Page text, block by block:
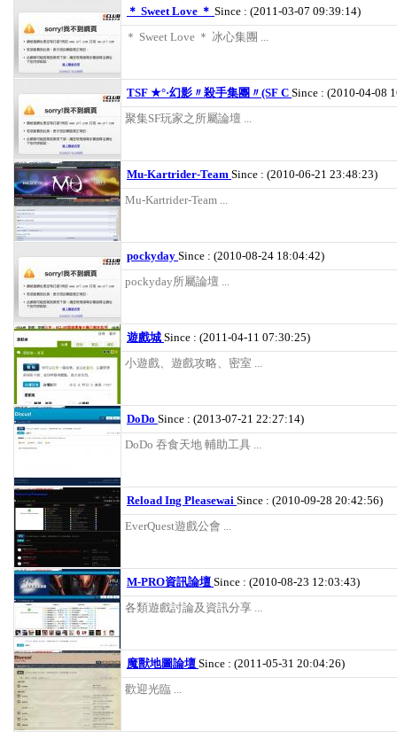
＊ Sweet Love ＊ Since : (2011-03-07 09:39:14)
＊ Sweet Love ＊ 冰心集團 ...
TSF ★°·幻影〃殺手集團〃(SF C Since : (2010-04-08
聚集SF玩家之所屬論壇 ...
Mu-Kartrider-Team Since : (2010-06-21 23:48:23)
Mu-Kartrider-Team ...
pockyday Since : (2010-08-24 18:04:42)
pockyday所屬論壇 ...
遊戲城 Since : (2011-04-11 07:30:25)
小遊戲、遊戲攻略、密室 ...
DoDo Since : (2013-07-21 22:27:14)
DoDo 吞食天地 輔助工具 ...
Reload Ing Pleasewai Since : (2010-09-28 20:42:56)
EverQuest遊戲公會 ...
M-PRO資訊論壇 Since : (2010-08-23 12:03:43)
各類遊戲討論及資訊分享 ...
魔獸地圖論壇 Since : (2011-05-31 20:04:26)
歡迎光臨 ...